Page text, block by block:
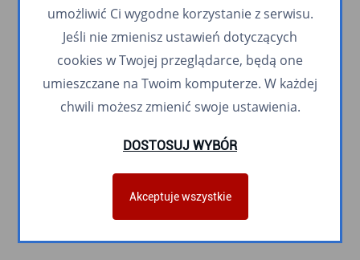
umożliwić Ci wygodne korzystanie z serwisu.
Jeśli nie zmienisz ustawień dotyczących
cookies w Twojej przeglądarce, będą one
umieszczane na Twoim komputerze. W każdej
chwili możesz zmienić swoje ustawienia.
DOSTOSUJ WYBÓR
Akceptuje wszystkie